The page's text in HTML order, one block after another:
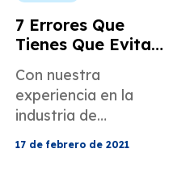
7 Errores Que
Tienes Que Evitar
Localización De
Juegos
Con nuestra
experiencia en la
industria de
localización de
17 de febrero de 2021